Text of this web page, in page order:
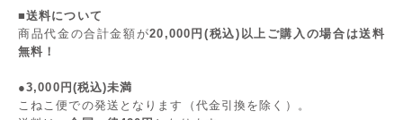
■送料について
商品代金の合計金額が20,000円(税込)以上ご購入の場合は送料
無料！
●3,000円(税込)未満
こねこ便での発送となります（代金引換を除く）。